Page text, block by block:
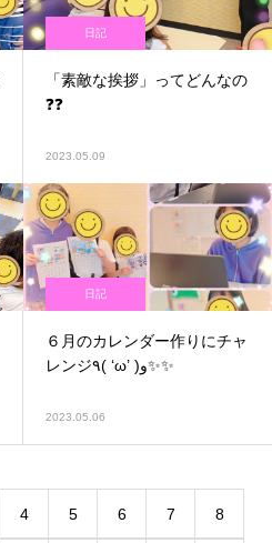
日記
「素敵な挨拶」ってどんなの
❓❓
2023.05.09
日記
６月のカレンダー作りにチャ
レンジ٩( ‘ω’ )و✨✨
2023.05.06
4 5 6 7 8